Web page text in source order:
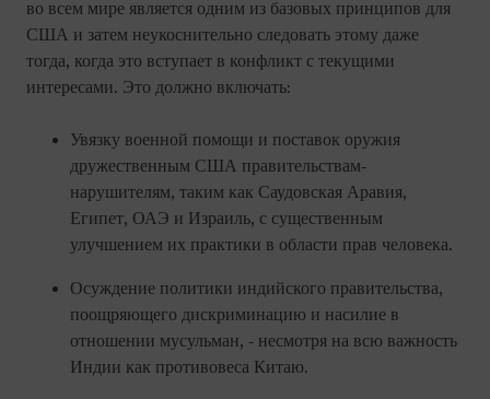
во всем мире является одним из базовых принципов для
США и затем неукоснительно следовать этому даже
тогда, когда это вступает в конфликт с текущими
интересами. Это должно включать:
Увязку военной помощи и поставок оружия
дружественным США правительствам-
нарушителям, таким как Саудовская Аравия,
Египет, ОАЭ и Израиль, с существенным
улучшением их практики в области прав человека.
Осуждение политики индийского правительства,
поощряющего дискриминацию и насилие в
отношении мусульман, - несмотря на всю важность
Индии как противовеса Китаю.